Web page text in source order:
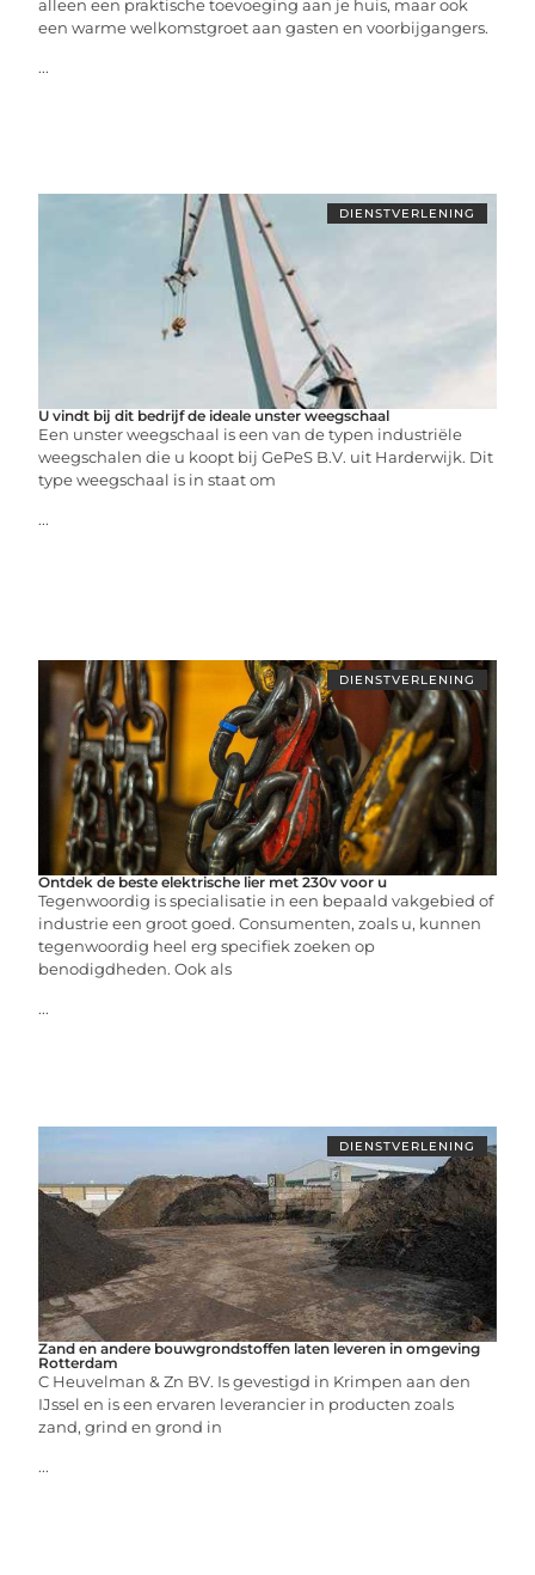
alleen een praktische toevoeging aan je huis, maar ook
een warme welkomstgroet aan gasten en voorbijgangers.
...
DIENSTVERLENING
U vindt bij dit bedrijf de ideale unster weegschaal
Een unster weegschaal is een van de typen industriële
weegschalen die u koopt bij GePeS B.V. uit Harderwijk. Dit
type weegschaal is in staat om
...
DIENSTVERLENING
Ontdek de beste elektrische lier met 230v voor u
Tegenwoordig is specialisatie in een bepaald vakgebied of
industrie een groot goed. Consumenten, zoals u, kunnen
tegenwoordig heel erg specifiek zoeken op
benodigdheden. Ook als
...
DIENSTVERLENING
Zand en andere bouwgrondstoffen laten leveren in omgeving
Rotterdam
C Heuvelman & Zn BV. Is gevestigd in Krimpen aan den
IJssel en is een ervaren leverancier in producten zoals
zand, grind en grond in
...